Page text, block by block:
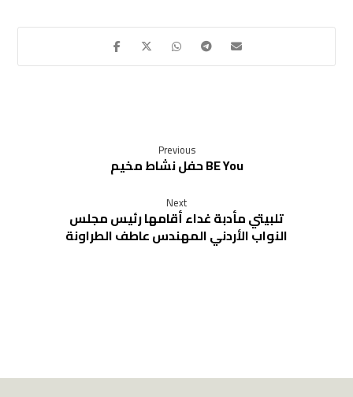
Previous
حفل نشاط مخيم BE You
Next
تلبيتي مأدبة غداء أقامها رئيس مجلس
النواب الأردني المهندس عاطف الطراونة